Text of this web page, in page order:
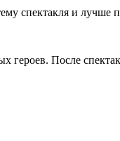
спектакля и лучше
героев. После